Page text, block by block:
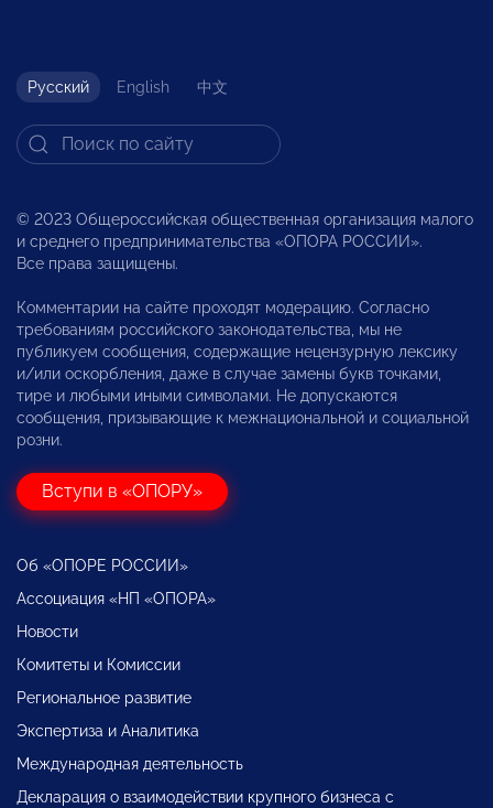
Русский English 中文
© 2023 Общероссийская общественная организация малого
и среднего предпринимательства «ОПОРА РОССИИ».
Все права защищены.
Комментарии на сайте проходят модерацию. Согласно
требованиям российского законодательства, мы не
публикуем сообщения, содержащие нецензурную лексику
и/или оскорбления, даже в случае замены букв точками,
тире и любыми иными символами. Не допускаются
сообщения, призывающие к межнациональной и социальной
розни.
Вступи в «ОПОРУ»
Об «ОПОРЕ РОССИИ»
Ассоциация «НП «ОПОРА»
Новости
Комитеты и Комиссии
Региональное развитие
Экспертиза и Аналитика
Международная деятельность
Декларация о взаимодействии крупного бизнеса с